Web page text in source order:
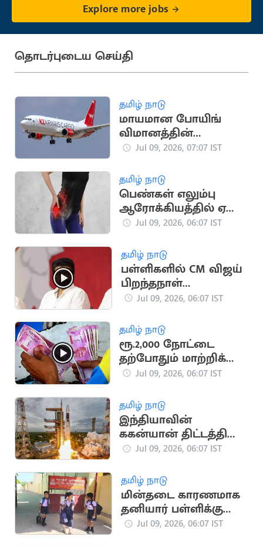
Explore more jobs
தொடர்புடைய செய்தி
தமிழ் நாடு
மாயமான போயிங்
விமானத்தின்
பாகங்கள்
கடற்கரையில் மீட்பு
Jul 09, 2026, 07:07 IST
தமிழ் நாடு
பெண்கள் எலும்பு
ஆரோக்கியத்தில் ஏன்
கவனம் செலுத்த
Jul 09, 2026, 06:07 IST
தமிழ் நாடு
பள்ளிகளில் CM விஜய்
பிறந்தநாள்
கொண்டாட்டம்.. அரசு
Jul 09, 2026, 06:07 IST
தமிழ் நாடு
ரூ.2,000 நோட்டை
தற்போதும் மாற்றிக்
கொள்ளலாம்.. ரிசர்வ்
Jul 09, 2026, 06:07 IST
தமிழ் நாடு
இந்தியாவின்
ககன்யான் திட்டத்தில்
ஆஸ்திரேலியா
Jul 09, 2026, 06:07 IST
தமிழ் நாடு
மின்தடை காரணமாக
தனியார் பள்ளிக்கு
விடுமுறை அறிவிப்பு
Jul 09, 2026, 06:07 IST